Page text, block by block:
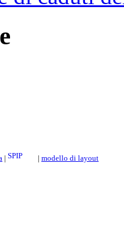
| | modello di layout